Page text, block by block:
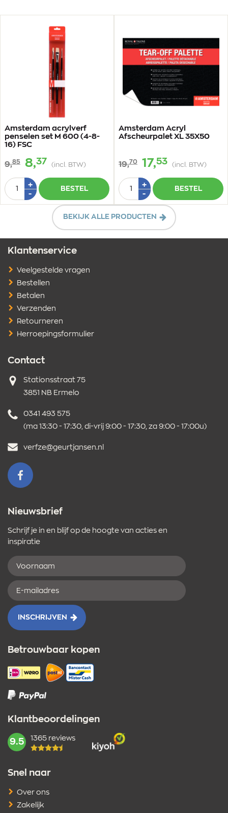
Amsterdam acrylverf
penselen set M 600 (4-8-
16) FSC
9,85 8,37 (incl. BTW)
Aantal
+Plus
-Min
1
BESTEL
Amsterdam Acryl
Afscheurpalet XL 35X50
19,70 17,53 (incl. BTW)
Aantal
+Plus
-Min
1
BESTEL
BEKIJK ALLE PRODUCTEN
Klantenservice
Veelgestelde vragen
Bestellen
Betalen
Verzenden
Retourneren
Herroepingsformulier
Contact
Adres
Stationsstraat 75
3851 NB Ermelo
Telefoonnummer
0341 493 575
(ma 13:30 - 17:30, di-vrij 9:00 - 17:30, za 9:00 - 17:00u)
E-
verfze@geurtjansen.nl
VOLG ONS OP FACEBOOK
Nieuwsbrief
Schrijf je in en blijf op de hoogte van acties en
inspiratie
Voornaam
E-
mailadres
INSCHRIJVEN
Betrouwbaar kopen
Klantbeoordelingen
mark:
9.5 1365 reviews
Snel naar
Over ons
Zakelijk